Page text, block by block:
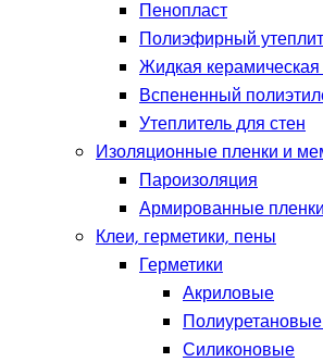
Пенопласт
Полиэфирный
Жидкая
Вспененный
Утеплитель для стен
Изоляционные пленки и
Пароизоляция
Армированные
Клеи, герметики, пены
Герметики
Акриловые
Силиконовые